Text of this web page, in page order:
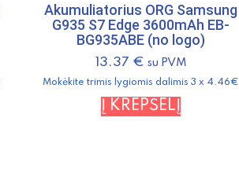
Akumuliatorius ORG Samsung
G935 S7 Edge 3600mAh EB-
BG935ABE (no logo)
13.37 € su PVM
Mokėkite trimis lygiomis dalimis 3 x 4.46€
Į KREPŠELĮ